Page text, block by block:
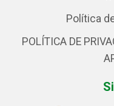
Política
POLÍTICA DE